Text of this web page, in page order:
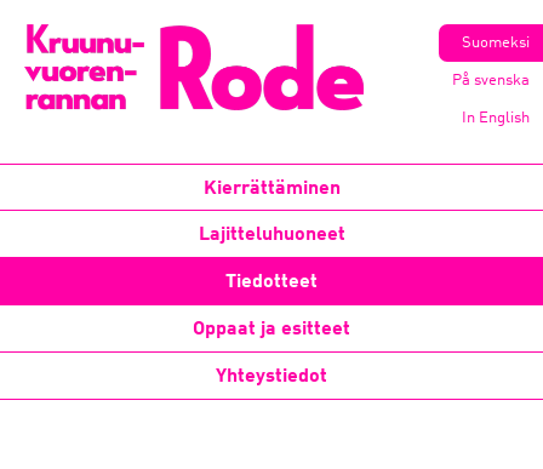
Suomeksi
På svenska
In English
Kierrättäminen
Lajitteluhuoneet
Tiedotteet
Oppaat ja esitteet
Yhteystiedot